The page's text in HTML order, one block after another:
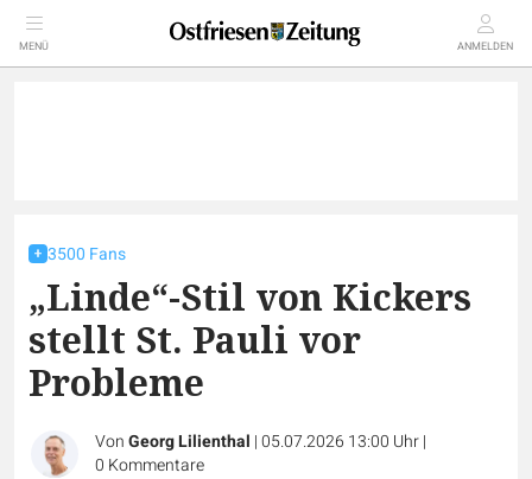
MENÜ ANMELDEN
3500 Fans
„Linde“-Stil von Kickers
stellt St. Pauli vor
Probleme
VonGeorg Lilienthal |05.07.2026 13:00 Uhr|
0 Kommentare